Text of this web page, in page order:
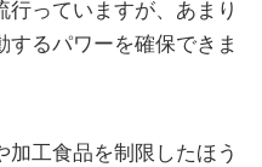
っていますが、あまり
るパワーを確保できま
工食品を制限したほう